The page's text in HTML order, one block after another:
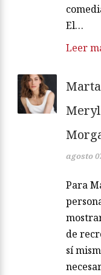
El…
Leer
agosto
Para
de
sí